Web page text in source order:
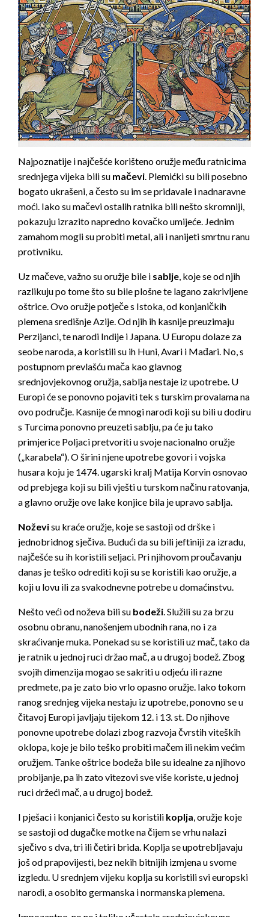
Najpoznatije i najčešće korišteno oružje među ratnicima
srednjega vijeka bili su mačevi. Plemićki su bili posebno
bogato ukrašeni, a često su im se pridavale i nadnaravne
moći. Iako su mačevi ostalih ratnika bili nešto skromniji,
pokazuju izrazito napredno kovačko umijeće. Jednim
zamahom mogli su probiti metal, ali i nanijeti smrtnu ranu
protivniku.
Uz mačeve, važno su oružje bile i sablje, koje se od njih
razlikuju po tome što su bile plošne te lagano zakrivljene
oštrice. Ovo oružje potječe s Istoka, od konjaničkih
plemena središnje Azije. Od njih ih kasnije preuzimaju
Perzijanci, te narodi Indije i Japana. U Europu dolaze za
seobe naroda, a koristili su ih Huni, Avari i Mađari. No, s
postupnom prevlašću mača kao glavnog
srednjovjekovnog oružja, sablja nestaje iz upotrebe. U
Europi će se ponovno pojaviti tek s turskim provalama na
ovo područje. Kasnije će mnogi narodi koji su bili u dodiru
s Turcima ponovno preuzeti sablju, pa će ju tako
primjerice Poljaci pretvoriti u svoje nacionalno oružje
(„karabela“). O širini njene upotrebe govori i vojska
husara koju je 1474. ugarski kralj Matija Korvin osnovao
od prebjega koji su bili vješti u turskom načinu ratovanja,
a glavno oružje ove lake konjice bila je upravo sablja.
Noževisu kraće oružje, koje se sastoji od drške i
jednobridnog sječiva. Budući da su bili jeftiniji za izradu,
najčešće su ih koristili seljaci. Pri njihovom proučavanju
danas je teško odrediti koji su se koristili kao oružje, a
koji u lovu ili za svakodnevne potrebe u domaćinstvu.
Nešto veći od noževa bili su bodeži. Služili su za brzu
osobnu obranu, nanošenjem ubodnih rana, no i za
skraćivanje muka. Ponekad su se koristili uz mač, tako da
je ratnik u jednoj ruci držao mač, a u drugoj bodež. Zbog
svojih dimenzija mogao se sakriti u odjeću ili razne
predmete, pa je zato bio vrlo opasno oružje. Iako tokom
ranog srednjeg vijeka nestaju iz upotrebe, ponovno se u
čitavoj Europi javljaju tijekom 12. i 13. st. Do njihove
ponovne upotrebe dolazi zbog razvoja čvrstih viteških
oklopa, koje je bilo teško probiti mačem ili nekim većim
oružjem. Tanke oštrice bodeža bile su idealne za njihovo
probijanje, pa ih zato vitezovi sve više koriste, u jednoj
ruci držeći mač, a u drugoj bodež.
I pješaci i konjanici često su koristili koplja, oružje koje
se sastoji od dugačke motke na čijem se vrhu nalazi
sječivo s dva, tri ili četiri brida. Koplja se upotrebljavaju
još od prapovijesti, bez nekih bitnijih izmjena u svome
izgledu. U srednjem vijeku koplja su koristili svi europski
narodi, a osobito germanska i normanska plemena.